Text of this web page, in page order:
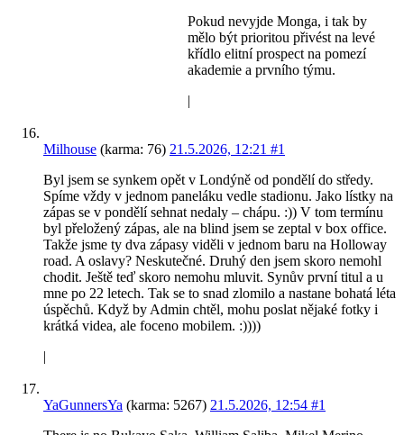
Pokud nevyjde Monga, i tak by
mělo být prioritou přivést na levé
křídlo elitní prospect na pomezí
akademie a prvního týmu.
|
Milhouse (karma: 76) 21.5.2026, 12:21 #1
Byl jsem se synkem opět v Londýně od pondělí do středy.
Spíme vždy v jednom paneláku vedle stadionu. Jako lístky na
zápas se v pondělí sehnat nedaly – chápu. :)) V tom termínu
byl přeložený zápas, ale na blind jsem se zeptal v box office.
Takže jsme ty dva zápasy viděli v jednom baru na Holloway
road. A oslavy? Neskutečné. Druhý den jsem skoro nemohl
chodit. Ještě teď skoro nemohu mluvit. Synův první titul a u
mne po 22 letech. Tak se to snad zlomilo a nastane bohatá léta
úspěchů. Když by Admin chtěl, mohu poslat nějaké fotky i
krátká videa, ale foceno mobilem. :))))
|
YaGunnersYa (karma: 5267) 21.5.2026, 12:54 #1